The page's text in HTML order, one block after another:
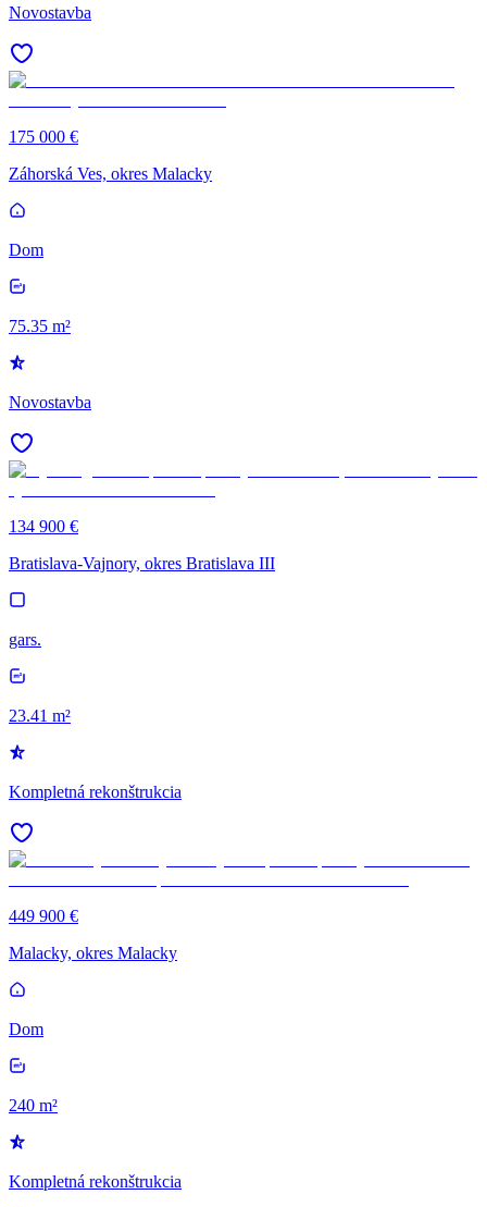
Novostavba
175 000 €
Záhorská Ves, okres Malacky
Dom
75.35 m²
Novostavba
134 900 €
Bratislava-Vajnory, okres Bratislava III
gars.
23.41 m²
Kompletná rekonštrukcia
449 900 €
Malacky, okres Malacky
Dom
240 m²
Kompletná rekonštrukcia